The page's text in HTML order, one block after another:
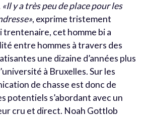
«Il y a très peu de place pour les
, exprime tristement
trentenaire, cet homme bi a
entre hommes à travers des
une dizaine d’années plus
à Bruxelles. Sur les
de chasse est donc de
potentiels s’abordant avec un
cru et direct. Noah Gottlob